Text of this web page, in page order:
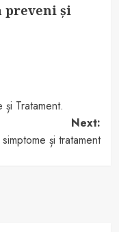
preveni și
Tratament.
Next:
și tratament